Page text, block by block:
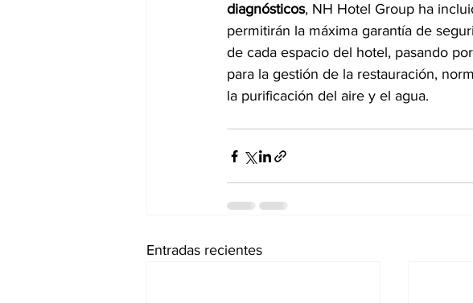
diagnósticos, NH Hotel Group ha
permitirán la máxima garantía de
de cada espacio del hotel, pasando
para la gestión de la restauración,
la purificación del aire y el agua.
Entradas recientes